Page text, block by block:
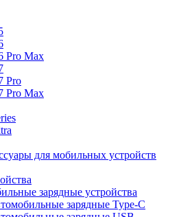
Pro Max
Pro
Pro Max
для мобильных устройств
зарядные устройства
зарядные Type-C